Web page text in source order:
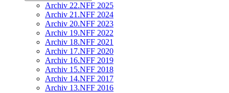
Archiv 22.NFF 2025
Archiv 21.NFF 2024
Archiv 20.NFF 2023
Archiv 19.NFF 2022
Archiv 18.NFF 2021
Archiv 17.NFF 2020
Archiv 16.NFF 2019
Archiv 15.NFF 2018
Archiv 14.NFF 2017
Archiv 13.NFF 2016